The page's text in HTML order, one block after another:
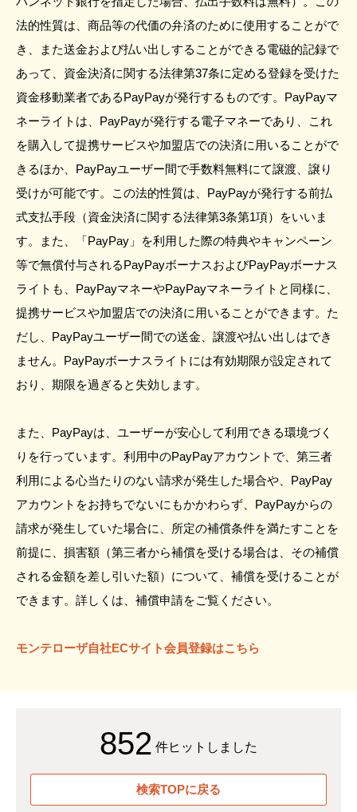
法的性質は、商品等の代価の弁済のために使用することがで
き、また送金および払い出しすることができる電磁的記録で
あって、資金決済に関する法律第37条に定める登録を受けた
資金移動業者であるPayPayが発行するものです。PayPayマ
ネーライトは、PayPayが発行する電子マネーであり、これ
を購入して提携サービスや加盟店での決済に用いることがで
きるほか、PayPayユーザー間で手数料無料にて譲渡、譲り
受けが可能です。この法的性質は、PayPayが発行する前払
式支払手段（資金決済に関する法律第3条第1項）をいいま
す。また、「PayPay」を利用した際の特典やキャンペーン
等で無償付与されるPayPayボーナスおよびPayPayボーナス
ライトも、PayPayマネーやPayPayマネーライトと同様に、
提携サービスや加盟店での決済に用いることができます。た
だし、PayPayユーザー間での送金、譲渡や払い出しはでき
ません。PayPayボーナスライトには有効期限が設定されて
おり、期限を過ぎると失効します。
また、PayPayは、ユーザーが安心して利用できる環境づく
りを行っています。利用中のPayPayアカウントで、第三者
利用による心当たりのない請求が発生した場合や、PayPay
アカウントをお持ちでないにもかかわらず、PayPayからの
請求が発生していた場合に、所定の補償条件を満たすことを
前提に、損害額（第三者から補償を受ける場合は、その補償
される金額を差し引いた額）について、補償を受けることが
できます。詳しくは、補償申請をご覧ください。
モンテローザ自社ECサイト会員登録はこちら
852 件ヒットしました
検索TOPに戻る